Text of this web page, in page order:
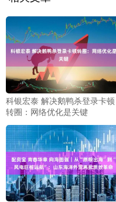
科银宏泰 解决鹅鸭杀登录卡顿
转圈：网络优化是关键